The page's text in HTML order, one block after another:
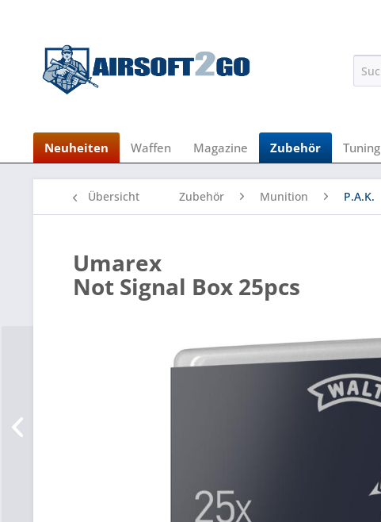
Neuheiten Waffen Magazine Zubehör Tuning
Übersicht Zubehör Munition P.A.K.
Umarex
Not Signal Box 25pcs